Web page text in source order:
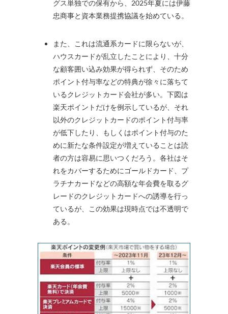
グス単独での保有から、2025年夏には伊藤
忠商事と資本業務提携協議を始めている。
また、これは流通系カードに限らないが、
ハウスカードが乱立したことにより、十分
な顧客囲い込み効果が得られず、そのため
ポイント付与率などの特典が徐々に落ちて
いるクレジットカード会社が多い。下図は
楽天ポイントだけを例示しているが、それ
以外のクレジットカードのポイント付与率
が低下したり、もしくはポイント付与のた
めに新たな条件設定が増えていることは読
者の方は容易に思いつくだろう。各社はそ
れをカバーするためにゴールドカード、プ
ラチナカードなどの高額な年会費を取るグ
レードのクレジットカードへの誘導を行っ
ているが、この効果は現時点では不透明で
ある。